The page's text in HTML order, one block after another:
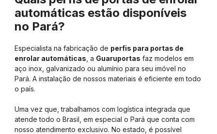
automáticas estão disponíveis
no Pará?
Especialista na fabricação de perfis para portas de
enrolar automáticas , a Guaruportas faz modelos em
aço inox, galvanizado ou alumínio para seu imóvel no
Pará. A instalação de nossos materiais é eficiente em todo
o país.
Uma vez que, trabalhamos com logística integrada que
atende todo o Brasil, em especial o Pará que conta com
nosso atendimento exclusivo. No estado, é possível